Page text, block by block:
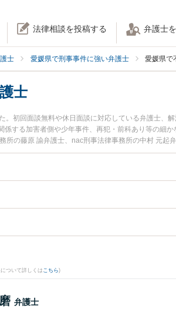
法律相談を投稿する 弁護士
士 愛媛県で刑事事件に強い弁護士 愛媛県で
士
。初回面談無料や休日面談に対応している弁護士、
する加害者側や少年事件、再犯・前科あり等の細
所の藤原 諭弁護士、nac刑事法律事務所の中村 元起
今すぐに弁護士に相談したい』『不起訴のトラブ
などでお困りの相談者さんにおすすめです。
ついて詳しくはこちら)
弁護士